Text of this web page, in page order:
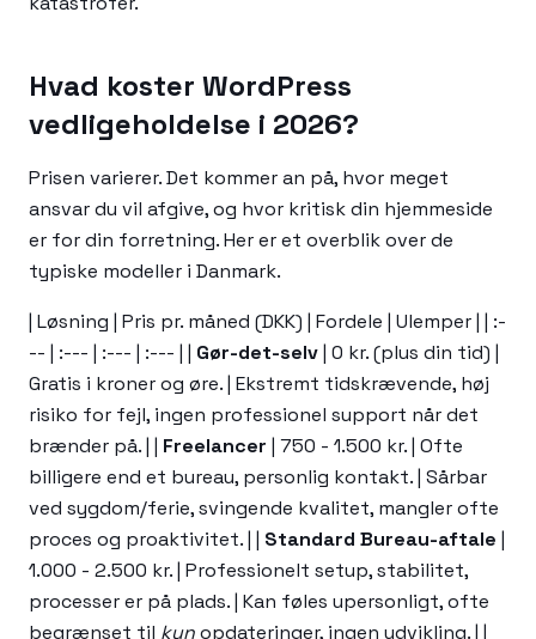
Hvad koster WordPress
vedligeholdelse i 2026?
Prisen varierer. Det kommer an på, hvor meget
ansvar du vil afgive, og hvor kritisk din hjemmeside
er for din forretning. Her er et overblik over de
typiske modeller i Danmark.
| Løsning | Pris pr. måned (DKK) | Fordele | Ulemper | | :-
-- | :--- | :--- | :--- | | Gør-det-selv| 0 kr. (plus din tid) |
Gratis i kroner og øre. | Ekstremt tidskrævende, høj
risiko for fejl, ingen professionel support når det
brænder på. | | Freelancer | 750 - 1.500 kr. | Ofte
billigere end et bureau, personlig kontakt. | Sårbar
ved sygdom/ferie, svingende kvalitet, mangler ofte
proces og proaktivitet. | | Standard Bureau-aftale |
1.000 - 2.500 kr. | Professionelt setup, stabilitet,
processer er på plads. | Kan føles upersonligt, ofte
begrænset til kunopdateringer, ingen udvikling. | |